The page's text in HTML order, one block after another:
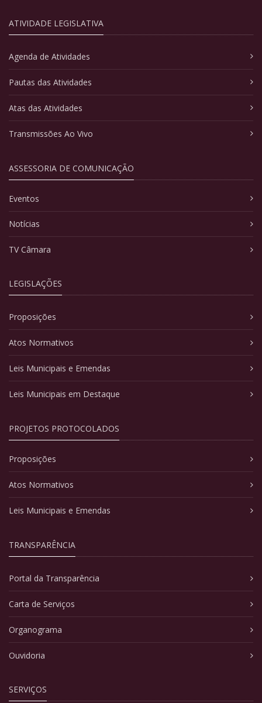
ATIVIDADE LEGISLATIVA
Agenda de Atividades
Pautas das Atividades
Atas das Atividades
Transmissões Ao Vivo
ASSESSORIA DE COMUNICAÇÃO
Eventos
Notícias
TV Câmara
LEGISLAÇÕES
Proposições
Atos Normativos
Leis Municipais e Emendas
Leis Municipais em Destaque
PROJETOS PROTOCOLADOS
Proposições
Atos Normativos
Leis Municipais e Emendas
TRANSPARÊNCIA
Portal da Transparência
Carta de Serviços
Organograma
Ouvidoria
SERVIÇOS